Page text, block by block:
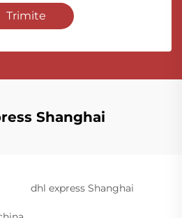
Trimite
Shanghai
dhl express Shanghai